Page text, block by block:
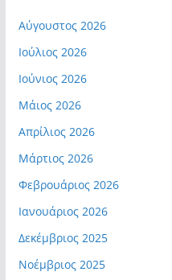
Αύγουστος 2026
Ιούλιος 2026
Ιούνιος 2026
Μάιος 2026
Απρίλιος 2026
Μάρτιος 2026
Φεβρουάριος 2026
Ιανουάριος 2026
Δεκέμβριος 2025
Νοέμβριος 2025